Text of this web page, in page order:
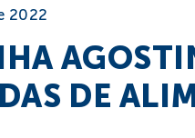
2022
DE